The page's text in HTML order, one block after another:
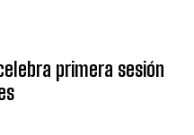
primera sesión